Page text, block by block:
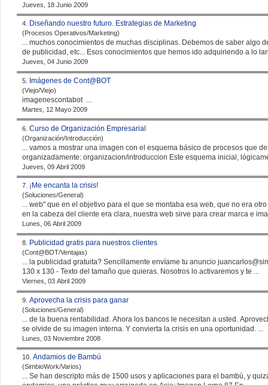
Jueves, 18 Junio 2009
4. Diseñando nuestro futuro. Estrategias de Marketing
(Procesos Operativos/Marketing)
... muchos conocimientos de muchas disciplinas. Debemos de saber algo
de publicidad, etc... Esos conocimientos que hemos ido adquiriendo a lo
Jueves, 04 Junio 2009
5. Imágenes de Cont@BOT
(Viejo/Viejo)
imagenescontabot ...
Martes, 12 Mayo 2009
6. Curso de Organización Empresarial
(Organización/Introducción)
... vamos a mostrar una imagen con el esquema básico de procesos que
organizadamente: organizacion/introduccion Este esquema inicial,
Jueves, 09 Abril 2009
7. ¡Me encanta la crisis!
(Soluciones/General)
... web" que en el objetivo para el que se montaba esa web, que no era otro que conseguir clientes. La justificación que rondaba
en la cabeza del cliente era clara, nuestra web sirve para crear marca e
Lunes, 06 Abril 2009
8. Publicidad gratis para nuestros clientes
(Cont@BOT/Ventajas)
130 x 130 - Texto del tamaño que quieras. Nosotros lo activaremos y te ...
Viernes, 03 Abril 2009
9. Aprovecha la crisis para ganar
(Soluciones/General)
... de la buena rentabilidad. Ahora los bancos le necesitan a usted. Aprovechese. Reoriente su mercado y su actividad diaria. No
se olvide de su imagen interna. Y convierta la crisis en una oportunidad. ...
Lunes, 03 Noviembre 2008
10. Andamios de Bambú
(SimbioWork/Varios)
... Se han descripto más de 1500 usos y aplicaciones para el bambú, y